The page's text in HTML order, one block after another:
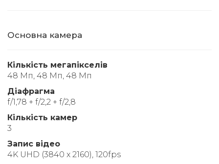
Основна камера
Кількість мегапікселів
48 Мп, 48 Мп, 48 Мп
Діафрагма
f/1,78 + f/2,2 + f/2,8
Кількість камер
3
Запис відео
4K UHD (3840 x 2160), 120fps